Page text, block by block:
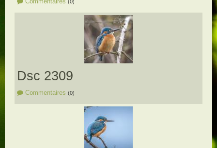
(0)
Dsc 2309
Commentaires (0)